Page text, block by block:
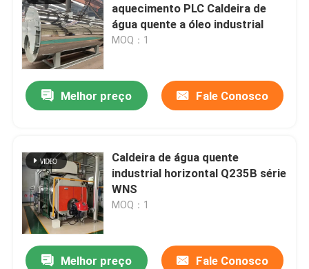
aquecimento PLC Caldeira de
água quente a óleo industrial
MOQ：1
Melhor preço Fale Conosco
Caldeira de água quente
industrial horizontal Q235B série
WNS
MOQ：1
Melhor preço Fale Conosco